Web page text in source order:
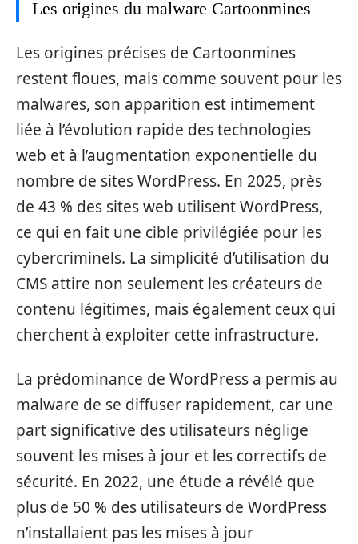
Les origines du malware Cartoonmines
Les origines précises de Cartoonmines
restent floues, mais comme souvent pour les
malwares, son apparition est intimement
liée à l’évolution rapide des technologies
web et à l’augmentation exponentielle du
nombre de sites WordPress. En 2025, près
de 43 % des sites web utilisent WordPress,
ce qui en fait une cible privilégiée pour les
cybercriminels. La simplicité d’utilisation du
CMS attire non seulement les créateurs de
contenu légitimes, mais également ceux qui
cherchent à exploiter cette infrastructure.
La prédominance de WordPress a permis au
malware de se diffuser rapidement, car une
part significative des utilisateurs néglige
souvent les mises à jour et les correctifs de
sécurité. En 2022, une étude a révélé que
plus de 50 % des utilisateurs de WordPress
n’installaient pas les mises à jour